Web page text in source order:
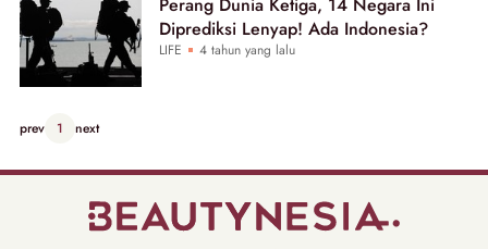
Diprediksi Lenyap! Ada Indonesia?
LIFE 4 tahun yang lalu
prev 1 next